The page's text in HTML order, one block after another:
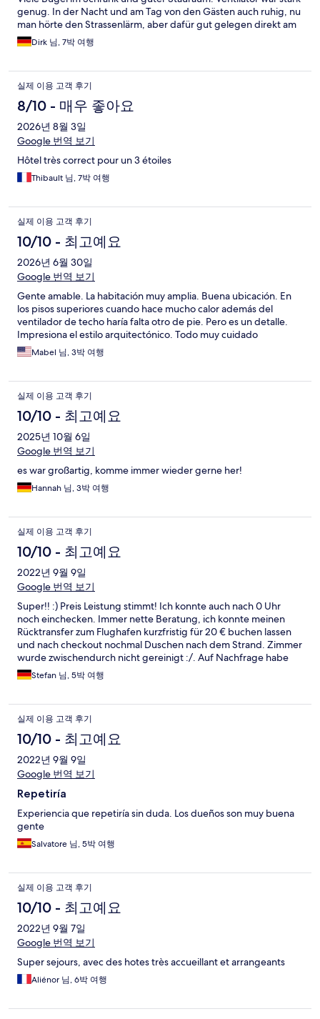
genug. In der Nacht und am Tag von den Gästen auch ruhig, nu
man hörte den Strassenlärm, aber dafür gut gelegen direkt am
Hafen und der Main Street wo man Abends gut ausgehen kann.
Für den Strand eine schöne, praktische Sammlung an
selbst noch bis kurz vor 10 Uhr gut nachgefüllt wurde, Wenn
man nett fragt, konnte man nach Check-Out auch noch seine
Koffer stehen lassen. Ich mochte die Unterkunft und buche
dieses Jahr vielleicht nochmal. Ich bedanke mich bei der netten
Dame von der Reception.
Dirk 님, 7박 여행
실제 이용 고객 후기
8/10 - 매우 좋아요
2026년 8월 3일
Google 번역 보기
Hôtel très correct pour un 3 étoiles
Thibault 님, 7박 여행
실제 이용 고객 후기
10/10 - 최고예요
2026년 6월 30일
Google 번역 보기
Gente amable. La habitación muy amplia. Buena ubicación. En
los pisos superiores cuando hace mucho calor además del
ventilador de techo haría falta otro de pie. Pero es un detalle.
Impresiona el estilo arquitectónico. Todo muy cuidado
Mabel 님, 3박 여행
실제 이용 고객 후기
10/10 - 최고예요
2025년 10월 6일
Google 번역 보기
es war großartig, komme immer wieder gerne her!
Hannah 님, 3박 여행
실제 이용 고객 후기
10/10 - 최고예요
2022년 9월 9일
Google 번역 보기
Super!! :) Preis Leistung stimmt! Ich konnte auch nach 0 Uhr
noch einchecken. Immer nette Beratung, ich konnte meinen
Rücktransfer zum Flughafen kurzfristig für 20 € buchen lassen
und nach checkout nochmal Duschen nach dem Strand. Zimmer
wurde zwischendurch nicht gereinigt :/. Auf Nachfrage habe
ich aber ohne Probleme noch ein Handtuch bekommen!
Stefan 님, 5박 여행
실제 이용 고객 후기
10/10 - 최고예요
2022년 9월 9일
Google 번역 보기
Repetiría
Experiencia que repetiría sin duda. Los dueños son muy buena
gente
Salvatore 님, 5박 여행
실제 이용 고객 후기
10/10 - 최고예요
2022년 9월 7일
Google 번역 보기
Super sejours, avec des hotes très accueillant et arrangeants
Aliénor 님, 6박 여행